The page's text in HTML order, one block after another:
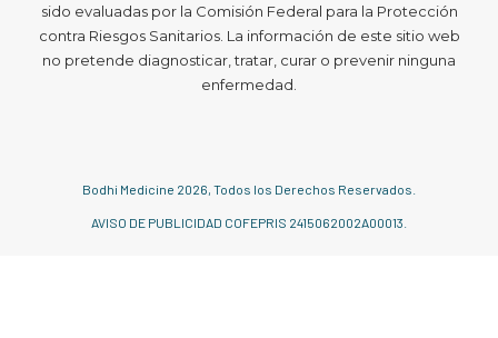
sido evaluadas por la Comisión Federal para la Protección
contra Riesgos Sanitarios. La información de este sitio web
no pretende diagnosticar, tratar, curar o prevenir ninguna
enfermedad.
Bodhi Medicine 2026, Todos los Derechos Reservados.
AVISO DE PUBLICIDAD COFEPRIS 2415062002A00013.